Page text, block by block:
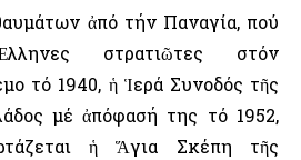
ἀπό τήν Παναγία, πού
στρατιῶτες στόν
τό 1940, ἡ Ἱερά Συνοδός τῆς
μέ ἀπόφασή της τό 1952,
ἡ Ἅγια Σκέπη τῆς